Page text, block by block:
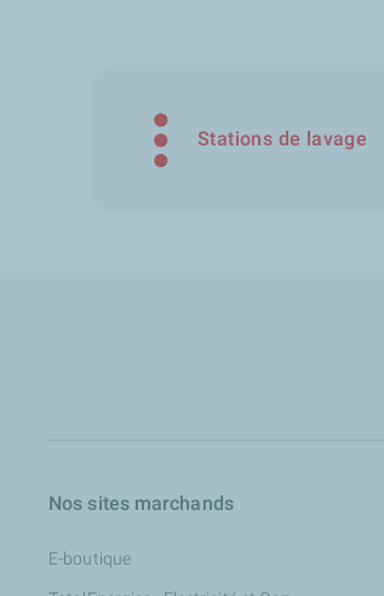
Stations de lavage
Nos sites marchands
E-boutique